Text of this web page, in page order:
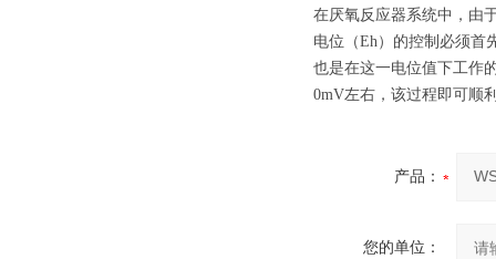
在厌氧反应器系统中，由
电位（Eh）的控制必须首
也是在这一电位值下工作
0mV左右，该过程即可顺
产品：
您的单位：